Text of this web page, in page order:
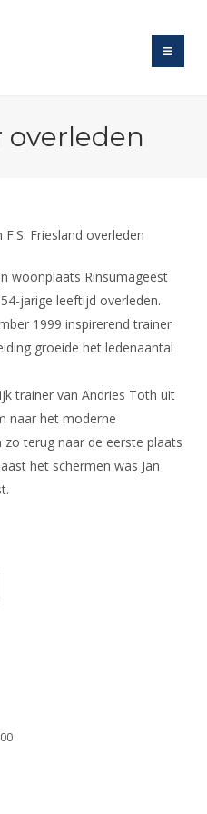
overleden
Friesland overleden
woonplaats Rinsumageest
jarige leeftijd overleden.
1999 inspirerend trainer
groeide het ledenaantal
trainer van Andries Toth uit
naar het moderne
terug naar de eerste plaats
het schermen was Jan